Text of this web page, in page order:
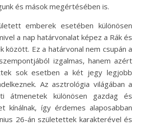
és mások megértésében is.
emberek esetében különösen
a nap határvonalat képez a Rák és
között. Ez a határvonal nem csupán a
izgalmas, hanem azért
sok esetben a két jegy legjobb
Az asztrológia világában a
átmenetek különösen gazdag és
kínálnak, így érdemes alaposabban
26-án születettek karakterével és